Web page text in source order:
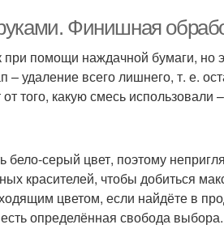
Финишная
помощи наждачной бумаги, но
удаление всего лишнего, т. е.
того, какую смесь использовали
бело-серый цвет, поэтому
красителей, чтобы добиться
цветом, если найдёте в
определённая свобода выбора.